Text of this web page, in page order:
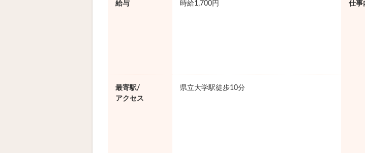
給与 時給1,700円 仕事
最寄駅/
アクセス
県立大学駅徒歩10分